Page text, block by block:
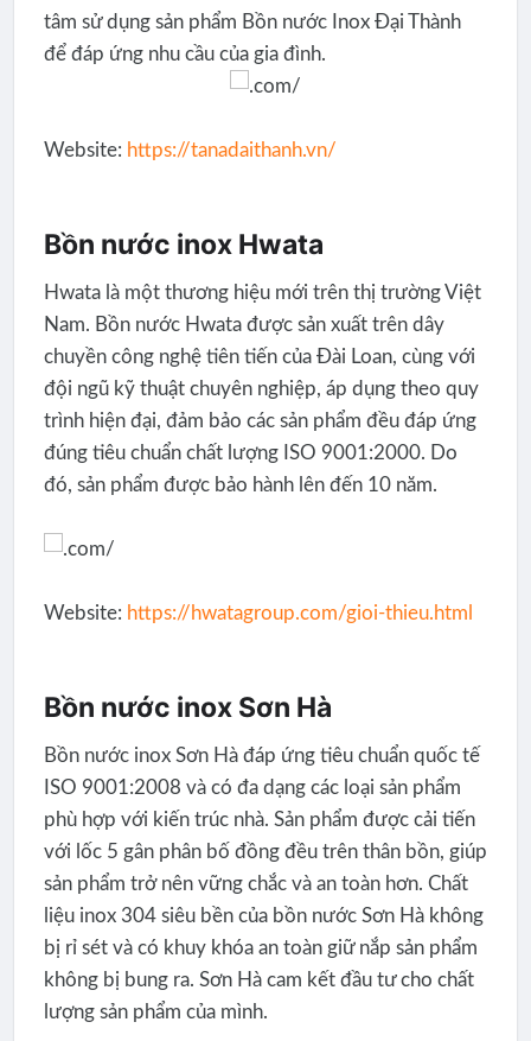
tâm sử dụng sản phẩm Bồn nước Inox Đại Thành
để đáp ứng nhu cầu của gia đình.
Website: https://tanadaithanh.vn/
Bồn nước inox Hwata
Hwata là một thương hiệu mới trên thị trường Việt
Nam. Bồn nước Hwata được sản xuất trên dây
chuyền công nghệ tiên tiến của Đài Loan, cùng với
đội ngũ kỹ thuật chuyên nghiệp, áp dụng theo quy
trình hiện đại, đảm bảo các sản phẩm đều đáp ứng
đúng tiêu chuẩn chất lượng ISO 9001:2000. Do
đó, sản phẩm được bảo hành lên đến 10 năm.
Website: https://hwatagroup.com/gioi-thieu.html
Bồn nước inox Sơn Hà
Bồn nước inox Sơn Hà đáp ứng tiêu chuẩn quốc tế
ISO 9001:2008 và có đa dạng các loại sản phẩm
phù hợp với kiến trúc nhà. Sản phẩm được cải tiến
với lốc 5 gân phân bố đồng đều trên thân bồn, giúp
sản phẩm trở nên vững chắc và an toàn hơn. Chất
liệu inox 304 siêu bền của bồn nước Sơn Hà không
bị rỉ sét và có khuy khóa an toàn giữ nắp sản phẩm
không bị bung ra. Sơn Hà cam kết đầu tư cho chất
lượng sản phẩm của mình.